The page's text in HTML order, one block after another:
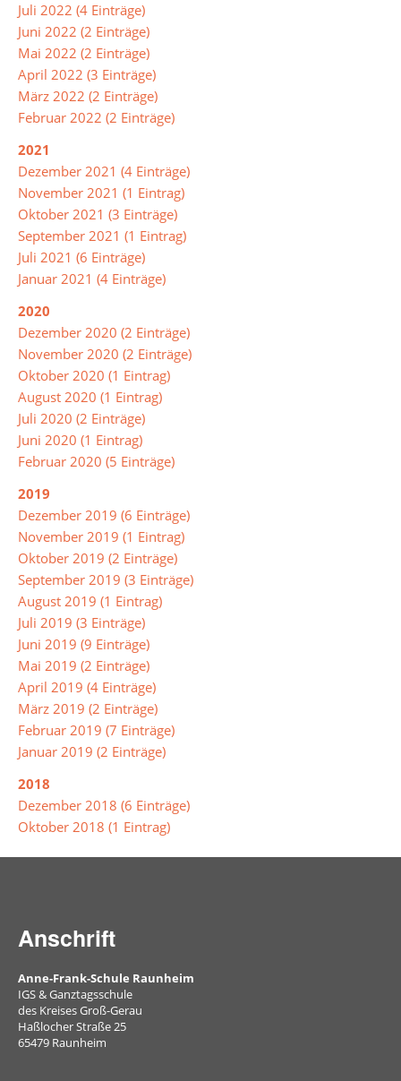
DAZ
(Deutsch
als
Zweitsprache)
Englisch
Gesellschaftslehre
Kunst
Mathematik
Musik
Physik
Religion/Ethik
Russisch
Spanisch
Sport
Soziales
Lernen
Türkisch
Wahlpflichtangebot
Inklusion
Schülerbibliothek
Aktuelles
Unterrichtsprodukte
Bienen
Erste
Juli 2022 (4 Einträge)
Juni 2022 (2 Einträge)
Mai 2022 (2 Einträge)
April 2022 (3 Einträge)
März 2022 (2 Einträge)
Februar 2022 (2 Einträge)
2021
Dezember 2021 (4 Einträge)
November 2021 (1 Eintrag)
Oktober 2021 (3 Einträge)
September 2021 (1 Eintrag)
Juli 2021 (6 Einträge)
Januar 2021 (4 Einträge)
2020
Dezember 2020 (2 Einträge)
November 2020 (2 Einträge)
Oktober 2020 (1 Eintrag)
August 2020 (1 Eintrag)
Juli 2020 (2 Einträge)
Juni 2020 (1 Eintrag)
Februar 2020 (5 Einträge)
2019
Dezember 2019 (6 Einträge)
November 2019 (1 Eintrag)
Oktober 2019 (2 Einträge)
September 2019 (3 Einträge)
August 2019 (1 Eintrag)
Juli 2019 (3 Einträge)
Juni 2019 (9 Einträge)
Mai 2019 (2 Einträge)
April 2019 (4 Einträge)
März 2019 (2 Einträge)
Februar 2019 (7 Einträge)
Januar 2019 (2 Einträge)
2018
Dezember 2018 (6 Einträge)
Oktober 2018 (1 Eintrag)
Anschrift
Anne-Frank-Schule Raunheim
IGS & Ganztagsschule
des Kreises Groß-Gerau
Haßlocher Straße 25
65479 Raunheim